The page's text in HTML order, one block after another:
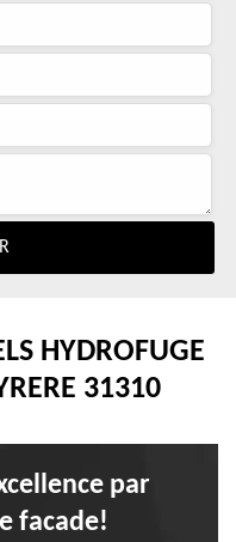
HYDROFUGE
31310
par
facade!